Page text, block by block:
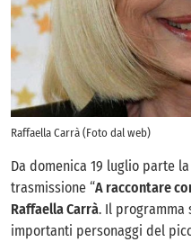
Raffaella Carrà (Foto dal web)
Da domenica 19 luglio parte
trasmissione “A raccontare
Raffaella Carrà. Il programma
importanti personaggi del